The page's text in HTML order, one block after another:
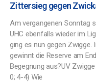
Zittersieg gegen
Am vergangenen Sonntag
UHC ebenfalls wieder im
ging es nun gegen Zwigge.
gewinnt die Reserve am
Begegnung aus?UV
0; 4-4) Wie